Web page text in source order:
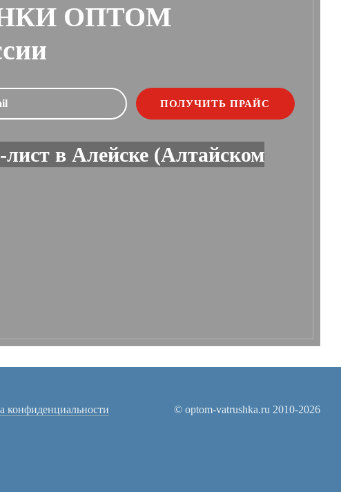
ОПТОМ
в Алейске (Алтайском
конфиденциальности © optom-vatrushka.ru 2010-2026